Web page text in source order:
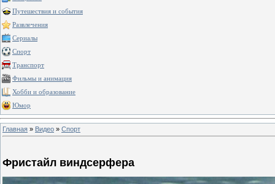
Путешествия и события
Развлечения
Сериалы
Спорт
Транспорт
Фильмы и анимация
Хобби и образование
Юмор
Главная » Видео » Спорт
Фристайл виндсерфера